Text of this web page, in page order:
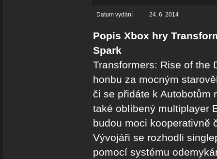
Datum vydání 24. 6. 2014
Popis Xbox hry
Spark
Transformers: Rise of the
honbu za mocným
či se přidáte k Autobotům
také oblíbený multiplayer
budou moci kooperativně
Vývojáři se rozhodli
pomocí systému